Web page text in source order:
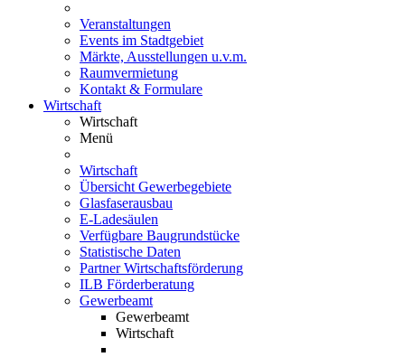
Veranstaltungen
Events im Stadtgebiet
Märkte, Ausstellungen u.v.m.
Raumvermietung
Kontakt & Formulare
Wirtschaft
Wirtschaft
Menü
Wirtschaft
Übersicht Gewerbegebiete
Glasfaserausbau
E-Ladesäulen
Verfügbare Baugrundstücke
Statistische Daten
Partner Wirtschaftsförderung
ILB Förderberatung
Gewerbeamt
Gewerbeamt
Wirtschaft